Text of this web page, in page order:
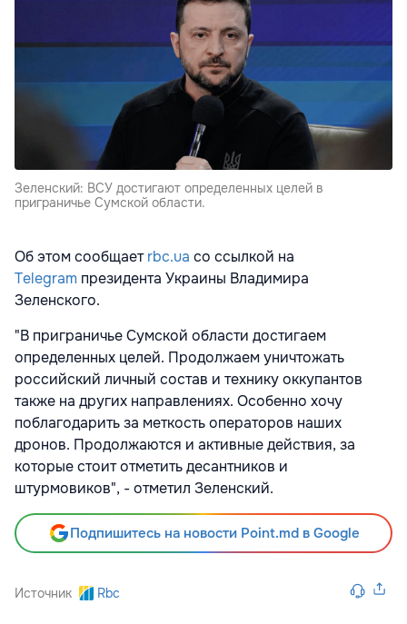
Зеленский: ВСУ достигают определенных целей в
приграничье Сумской области.
Об этом сообщаетrbc.ua со ссылкой на
Telegram президента Украины Владимира
Зеленского.
"В приграничье Сумской области достигаем
определенных целей. Продолжаем уничтожать
российский личный состав и технику оккупантов
также на других направлениях. Особенно хочу
поблагодарить за меткость операторов наших
дронов. Продолжаются и активные действия, за
которые стоит отметить десантников и
штурмовиков", - отметил Зеленский.
Подпишитесь на новости Point.md в Google
Источник Rbc